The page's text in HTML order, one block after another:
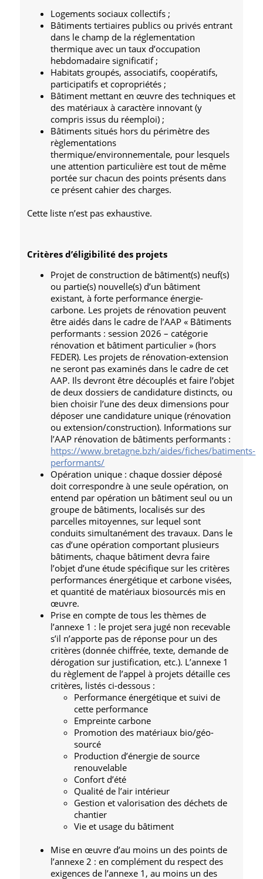
Logements sociaux collectifs ;
Bâtiments tertiaires publics ou privés entrant
dans le champ de la réglementation
thermique avec un taux d’occupation
hebdomadaire significatif ;
Habitats groupés, associatifs, coopératifs,
participatifs et copropriétés ;
Bâtiment mettant en œuvre des techniques et
des matériaux à caractère innovant (y
compris issus du réemploi) ;
Bâtiments situés hors du périmètre des
règlementations
thermique/environnementale, pour lesquels
une attention particulière est tout de même
portée sur chacun des points présents dans
ce présent cahier des charges.
Cette liste n’est pas exhaustive.
Critères d’éligibilité des projets
Projet de construction de bâtiment(s) neuf(s)
ou partie(s) nouvelle(s) d’un bâtiment
existant, à forte performance énergie-
carbone. Les projets de rénovation peuvent
être aidés dans le cadre de l’AAP « Bâtiments
performants : session 2026 – catégorie
rénovation et bâtiment particulier » (hors
FEDER). Les projets de rénovation-extension
ne seront pas examinés dans le cadre de cet
AAP. Ils devront être découplés et faire l’objet
de deux dossiers de candidature distincts, ou
bien choisir l’une des deux dimensions pour
déposer une candidature unique (rénovation
ou extension/construction). Informations sur
l’AAP rénovation de bâtiments performants :
https://www.bretagne.bzh/aides/fiches/batiments-
performants/
Opération unique : chaque dossier déposé
doit correspondre à une seule opération, on
entend par opération un bâtiment seul ou un
groupe de bâtiments, localisés sur des
parcelles mitoyennes, sur lequel sont
conduits simultanément des travaux. Dans le
cas d’une opération comportant plusieurs
bâtiments, chaque bâtiment devra faire
l’objet d’une étude spécifique sur les critères
performances énergétique et carbone visées,
et quantité de matériaux biosourcés mis en
œuvre.
Prise en compte de tous les thèmes de
l’annexe 1 : le projet sera jugé non recevable
s’il n’apporte pas de réponse pour un des
critères (donnée chiffrée, texte, demande de
dérogation sur justification, etc.). L’annexe 1
du règlement de l’appel à projets détaille ces
critères, listés ci-dessous :
Performance énergétique et suivi de
cette performance
Empreinte carbone
Promotion des matériaux bio/géo-
sourcé
Production d’énergie de source
renouvelable
Confort d’été
Qualité de l’air intérieur
Gestion et valorisation des déchets de
chantier
Vie et usage du bâtiment
Mise en œuvre d’au moins un des points de
l’annexe 2 : en complément du respect des
exigences de l’annexe 1, au moins un des